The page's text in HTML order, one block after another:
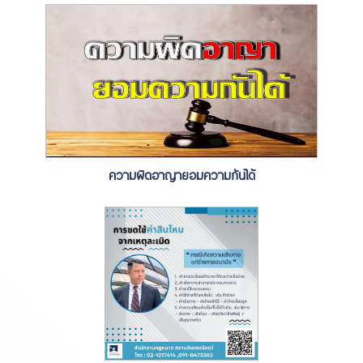
ความผิดอาญายอมความกันได้